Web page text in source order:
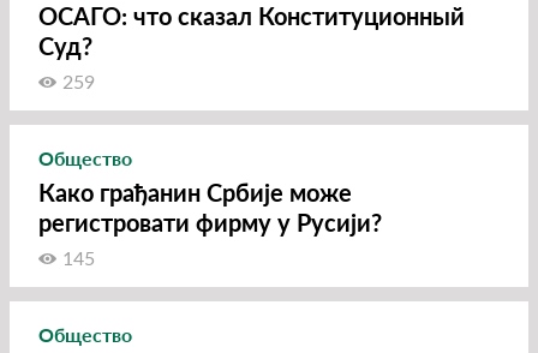
ОСАГО: что сказал Конституционный
Суд?
259
Общество
Како грађанин Србије може
регистровати фирму у Русији?
145
Общество